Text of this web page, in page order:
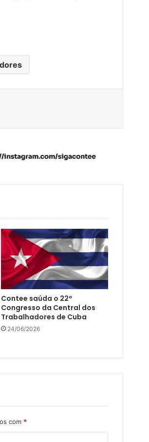
Contee saúda o 22º
Congresso da Central dos
Trabalhadores de Cuba
24/06/2026
com *